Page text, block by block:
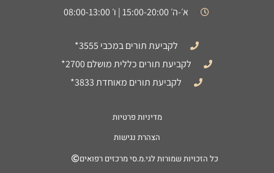
א׳-ה׳ 15:00-20:00 | ו׳ 08:00-13:00
לקביעת תורים במכבי 3555*
לקביעת תורים כללית מושלם 2700*
לקביעת תורים מאוחדת 3833*
מדיניות פרטיות
הצהרת נגישות
כל הזכויות שמורות לגי.מ.סי מרכזים רפואים